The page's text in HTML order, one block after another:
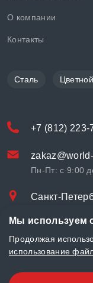
О компании
Контакты
Сталь
+7 (812) 223-
Пн-Пт: с 9:00
Санкт-
© «World Metall» 2025,
"LCAgency"
Мы используем
Продолжая
использование